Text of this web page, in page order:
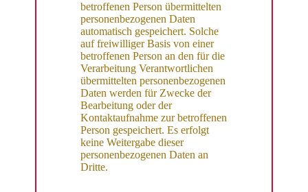
betroffenen Person übermittelten
personenbezogenen Daten
automatisch gespeichert. Solche
auf freiwilliger Basis von einer
betroffenen Person an den für die
Verarbeitung Verantwortlichen
übermittelten personenbezogenen
Daten werden für Zwecke der
Bearbeitung oder der
Kontaktaufnahme zur betroffenen
Person gespeichert. Es erfolgt
keine Weitergabe dieser
personenbezogenen Daten an
Dritte.